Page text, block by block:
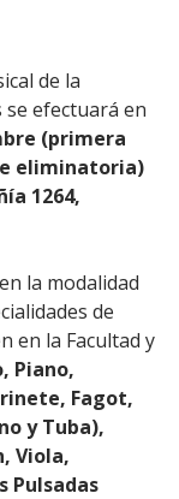
de la
se efectuará en
(primera
eliminatoria)
1264,
la modalidad
de
en la Facultad y
Piano,
Fagot,
y Tuba),
Viola,
Pulsadas